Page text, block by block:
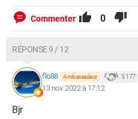
Commenter 0
RÉPONSE 9 / 12
flo88 Ambassadeur 5 177
13 nov. 2022 à 17:12
Bjr